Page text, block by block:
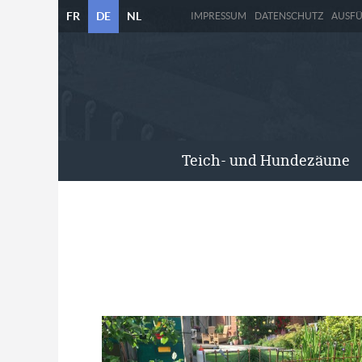
FR DE NL IMPRESSUM DATENSCHUTZ
Teich- und Hundezäune